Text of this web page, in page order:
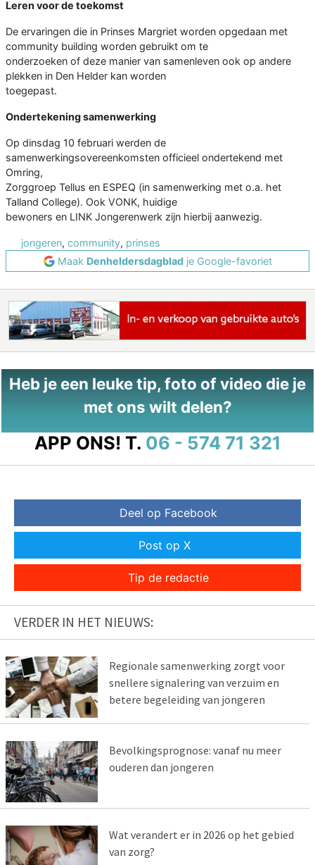
Leren voor de toekomst
De ervaringen die in Prinses Margriet worden opgedaan met
community building worden gebruikt om te
onderzoeken of deze manier van samenleven ook op andere
plekken in Den Helder kan worden
toegepast.
Ondertekening samenwerking
Op dinsdag 10 februari werden de
samenwerkingsovereenkomsten officieel ondertekend met
Omring,
Zorggroep Tellus en ESPEQ (in samenwerking met o.a. het
Talland College). Ook VONK, huidige
bewoners en LINK Jongerenwerk zijn hierbij aanwezig.
jongeren, community, prinses
Maak Denheldersdagbladje Google-favoriet
Heb je een leuke tip, foto of video die je
met ons wilt delen?
APP ONS! T. 06 - 574 71 321
Deel op Facebook
Post op X
Tip de redactie
VERDER IN HET NIEUWS:
Regionale samenwerking zorgt voor
snellere signalering van verzuim en
betere begeleiding van jongeren
Bevolkingsprognose: vanaf nu meer
ouderen dan jongeren
Wat verandert er in 2026 op het gebied
van zorg?